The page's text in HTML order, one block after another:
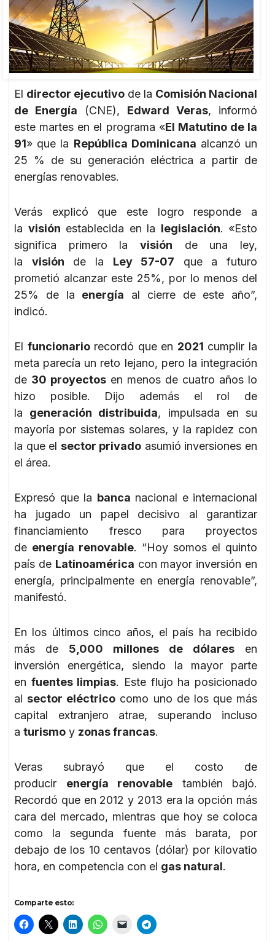
El director ejecutivo de la Comisión Nacional
de Energía (CNE), Edward Veras, informó
este martes en el programa «El Matutino de la
91» que la República Dominicana alcanzó un
25 % de su generación eléctrica a partir de
energías renovables.
Verás explicó que este logro responde a
la visión establecida en la legislación. «Esto
significa primero la visión de una ley,
la visión de la Ley 57-07 que a futuro
prometió alcanzar este 25%, por lo menos del
25% de la energía al cierre de este año”,
indicó.
El funcionariorecordó que en 2021 cumplir la
meta parecía un reto lejano, pero la integración
de 30 proyectos en menos de cuatro años lo
hizo posible. Dijo además el rol de
la generación distribuida, impulsada en su
mayoría por sistemas solares, y la rapidez con
la que el sector privado asumió inversiones en
el área.
Expresó que la banca nacional e internacional
ha jugado un papel decisivo al garantizar
financiamiento fresco para proyectos
de energía renovable. “Hoy somos el quinto
país de Latinoamérica con mayor inversión en
energía, principalmente en energía renovable”,
manifestó.
En los últimos cinco años, el país ha recibido
más de 5,000 millones de dólares en
inversión energética, siendo la mayor parte
en fuentes limpias. Este flujo ha posicionado
al sector eléctrico como uno de los que más
capital extranjero atrae, superando incluso
a turismo y zonas francas.
Veras subrayó que el costo de
producir energía renovable también bajó.
Recordó que en 2012 y 2013 era la opción más
cara del mercado, mientras que hoy se coloca
como la segunda fuente más barata, por
debajo de los 10 centavos (dólar) por kilovatio
hora, en competencia con el gas natural.
Comparte esto: